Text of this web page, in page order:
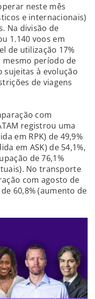
neste mês
e internacionais)
Na divisão de
1.140 voos em
de utilização 17%
período de
sujeitas à evolução
de viagens
com
registrou uma
em RPK) de 49,9%
em ASK) de 54,1%,
de 76,1%
No transporte
com agosto de
60,8% (aumento de